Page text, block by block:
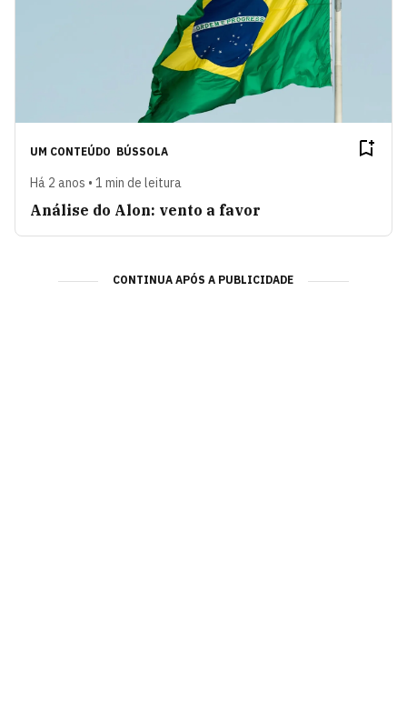
UM CONTEÚDO BÚSSOLA
Há 2 anos • 1 min de leitura
Análise do Alon: vento a favor
CONTINUA APÓS A PUBLICIDADE